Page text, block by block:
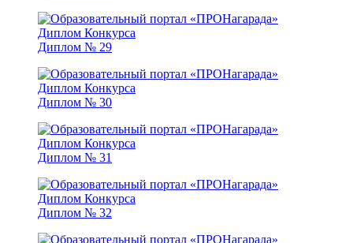
Диплом № 29
Диплом № 30
Диплом № 31
Диплом № 32